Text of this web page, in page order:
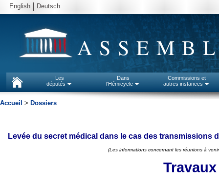
English Deutsch
Les
députés
Dans
l'Hémicycle
Commissions et
autres instances
Accueil > Dossiers
Levée du secret médical dans le cas des
(Les informations concernant les réunions à